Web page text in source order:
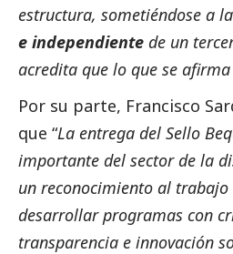
estructura, sometiéndose a la
e independiente de un
acredita que lo que se
Por su parte, Francisco
que “La entrega del Sello
importante del sector de la
un reconocimiento al trabajo
desarrollar programas con
transparencia e innovación